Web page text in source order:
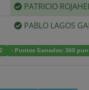
PATRICIO
PABLO LAGOS
- Puntos Ganados: 360